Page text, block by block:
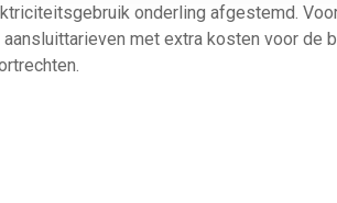
onderling afgestemd.
met extra kosten voor de